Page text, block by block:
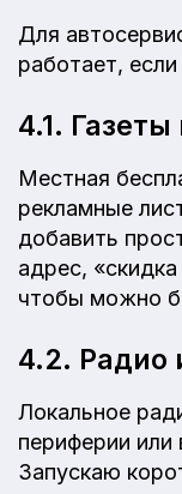
Для
работает,
4.1.
Местная
рекламные
добавить
адрес,
чтобы можно
4.2. Радио
Локальное
периферии или
Запускаю